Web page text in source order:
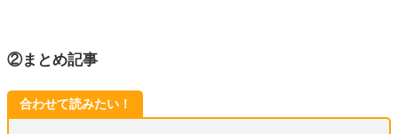
②まとめ記事
合わせて読みたい！